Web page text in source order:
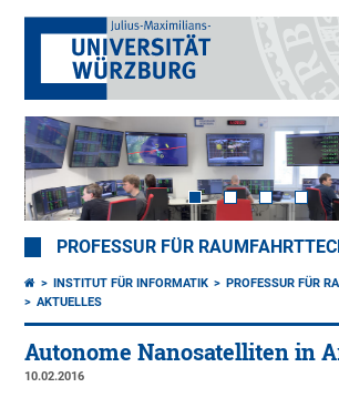
PROFESSUR FÜR
INSTITUT FÜR INFORMATIK
PROFESSUR FÜR
AKTUELLES
Autonome Nanosatelliten in
10.02.2016